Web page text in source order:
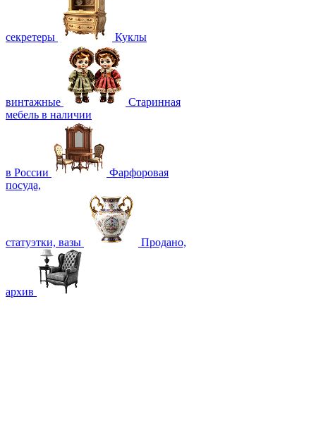
секретеры Куклы
винтажные
Старинная
мебель в наличии
в России
Фарфоровая
посуда,
статуэтки, вазы Продано,
архив